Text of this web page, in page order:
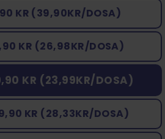
KR (39,90KR/DOSA)
KR (26,98KR/DOSA)
KR (23,99KR/DOSA)
KR (28,33KR/DOSA)